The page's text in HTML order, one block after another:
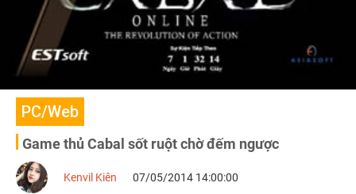
PC/Web
Game thủ Cabal sốt ruột chờ đếm ngược
Kenvil Kiên 07/05/2014 14:00:00